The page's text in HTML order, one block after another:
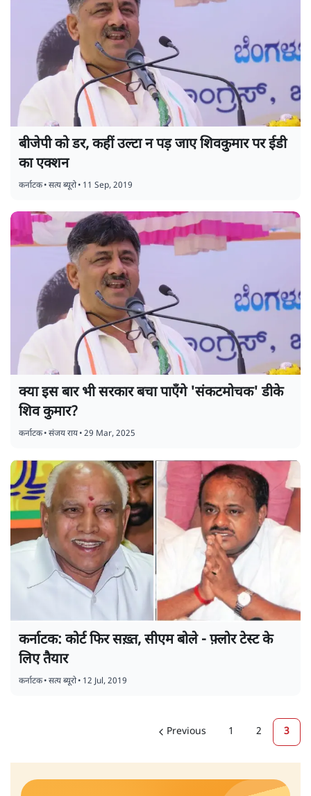
बीजेपी को डर, कहीं उल्टा न पड़ जाए शिवकुमार पर ईडी
का एक्शन
कर्नाटक•सत्य ब्यूरो• 11 Sep, 2019
क्या इस बार भी सरकार बचा पाएँगे 'संकटमोचक' डीके
शिव कुमार?
कर्नाटक•संजय राय•29 Mar, 2025
कर्नाटक: कोर्ट फिर सख़्त, सीएम बोले - फ़्लोर टेस्ट के
लिए तैयार
कर्नाटक•सत्य ब्यूरो• 12 Jul, 2019
Previous 1 2 3